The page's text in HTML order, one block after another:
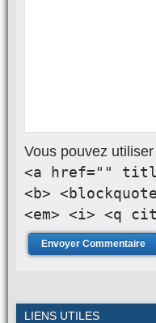
Vous pouvez
<a href=""
<b>
<em> <i> <q
LIENS UTILES